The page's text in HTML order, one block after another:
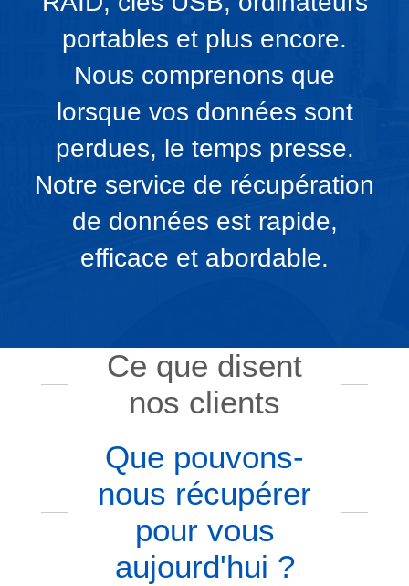
portables et plus encore.
Nous comprenons que
lorsque vos données sont
perdues, le temps presse.
Notre service de récupération
de données est rapide,
efficace et abordable.
Ce que disent
nos clients
Que pouvons-
nous récupérer
pour vous
aujourd'hui ?